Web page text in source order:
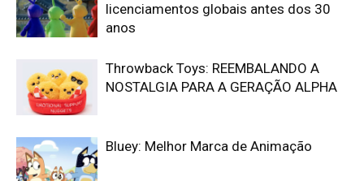
licenciamentos globais antes dos 30
anos
Throwback Toys: REEMBALANDO A
NOSTALGIA PARA A GERAÇÃO ALPHA
Bluey: Melhor Marca de Animação